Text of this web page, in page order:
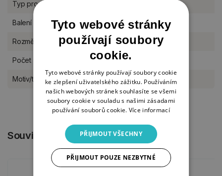
Typ produktu
Balení sada
Rozměr 9,1 x 7,4 cm (dárkové kartičky)
Počet v balení 16 ks
Motiv/téma Vánoce a advent
Související produkty
Tyto webové stránky
používají soubory
cookie.
Tyto webové stránky používají soubory cookie
ke zlepšení uživatelského zážitku. Používáním
našich webových stránek souhlasíte se všemi
soubory cookie v souladu s našimi zásadami
používání souborů cookie. Více informací
PŘIJMOUT VŠECHNY
PŘIJMOUT POUZE NEZBYTNÉ